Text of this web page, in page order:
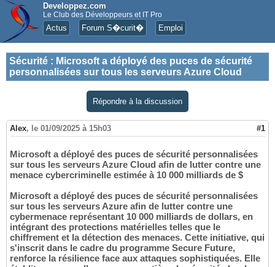
Developpez.com
Le Club des Développeurs et IT Pro
Actus Forum S�curit� Emploi
Sécurité : Microsoft a déployé des puces de sécurité
personnalisées sur tous les serveurs Azure Cloud
Répondre à la discussion
Alex, le 01/09/2025 à 15h03 #1
Microsoft a déployé des puces de sécurité personnalisées
sur tous les serveurs Azure Cloud afin de lutter contre une
menace cybercriminelle estimée à 10 000 milliards de $
Microsoft a déployé des puces de sécurité personnalisées
sur tous les serveurs Azure afin de lutter contre une
cybermenace représentant 10 000 milliards de dollars, en
intégrant des protections matérielles telles que le
chiffrement et la détection des menaces. Cette initiative, qui
s'inscrit dans le cadre du programme Secure Future,
renforce la résilience face aux attaques sophistiquées. Elle